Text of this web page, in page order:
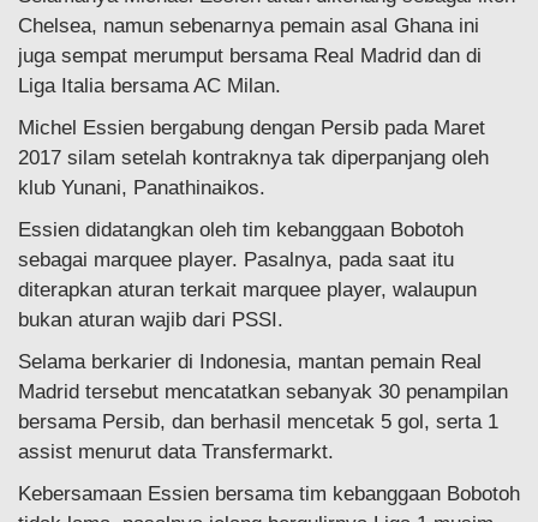
Chelsea, namun sebenarnya pemain asal Ghana ini
juga sempat merumput bersama Real Madrid dan di
Liga Italia bersama AC Milan.
Michel Essien bergabung dengan Persib pada Maret
2017 silam setelah kontraknya tak diperpanjang oleh
klub Yunani, Panathinaikos.
Essien didatangkan oleh tim kebanggaan Bobotoh
sebagai marquee player. Pasalnya, pada saat itu
diterapkan aturan terkait marquee player, walaupun
bukan aturan wajib dari PSSI.
Selama berkarier di Indonesia, mantan pemain Real
Madrid tersebut mencatatkan sebanyak 30 penampilan
bersama Persib, dan berhasil mencetak 5 gol, serta 1
assist menurut data Transfermarkt.
Kebersamaan Essien bersama tim kebanggaan Bobotoh